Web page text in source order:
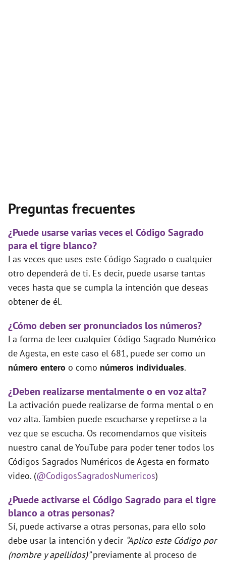
Preguntas frecuentes
¿Puede usarse varias veces el Código Sagrado
para el tigre blanco?
Las veces que uses este Código Sagrado o cualquier
otro dependerá de ti. Es decir, puede usarse tantas
veces hasta que se cumpla la intención que deseas
obtener de él.
¿Cómo deben ser pronunciados los números?
La forma de leer cualquier Código Sagrado Numérico
de Agesta, en este caso el 681, puede ser como un
número entero o como números individuales.
¿Deben realizarse mentalmente o en voz alta?
La activación puede realizarse de forma mental o en
voz alta. Tambien puede escucharse y repetirse a la
vez que se escucha. Os recomendamos que visiteis
nuestro canal de YouTube para poder tener todos los
Códigos Sagrados Numéricos de Agesta en formato
video. (@CodigosSagradosNumericos)
¿Puede activarse el Código Sagrado para el tigre
blanco a otras personas?
Sí, puede activarse a otras personas, para ello solo
debe usar la intención y decir “Aplico este Código por
(nombre y apellidos)”previamente al proceso de